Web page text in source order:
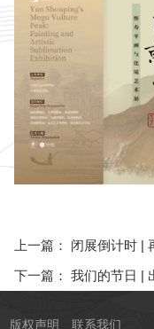
上一篇： 闭展倒计时 |
下一篇： 我们的节日 |
版权声明 联系我们